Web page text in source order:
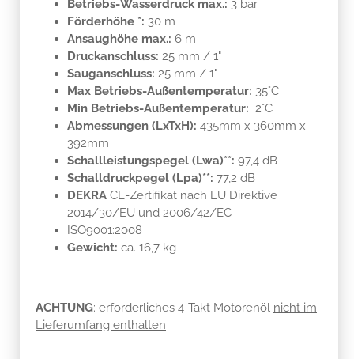
Druckanschluss: 25 mm / 1"
Sauganschluss:25 mm / 1"
Max Betriebs-Außentemperatur:
Min Betriebs-Außentemperatur:
Abmessungen (LxTxH):435mm x 360mm x
392mm
Schallleistungspegel (Lwa)**:97,4 dB
Schalldruckpegel (Lpa)**:
DEKRACE-Zertifikat nach EU Direktive
2014/30/EU und 2006/42/EC
ISO9001:2008
Gewicht:ca. 16,7 kg